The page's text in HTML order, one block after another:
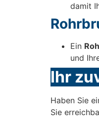
damit
Ein
und
Ihr
Haben Sie
Sie